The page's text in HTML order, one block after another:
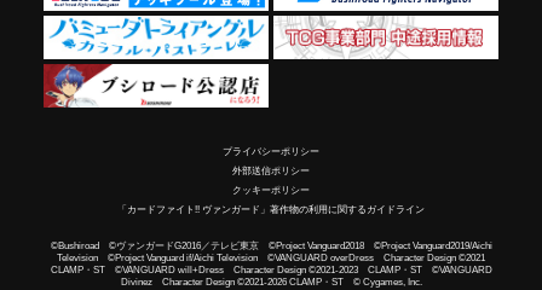
プライバシーポリシー
外部送信ポリシー
クッキーポリシー
「カードファイト!! ヴァンガード」著作物の利用に関するガイドライン
©Bushiroad ©ヴァンガードG2016／テレビ東京 ©Project Vanguard2018 ©Project Vanguard2019/Aichi
Television ©Project Vanguard if/Aichi Television ©VANGUARD overDress Character Design ©2021
CLAMP・ST ©VANGUARD will+Dress Character Design ©2021-2023 CLAMP・ST ©VANGUARD
Divinez Character Design ©2021-2026 CLAMP・ST © Cygames, Inc.